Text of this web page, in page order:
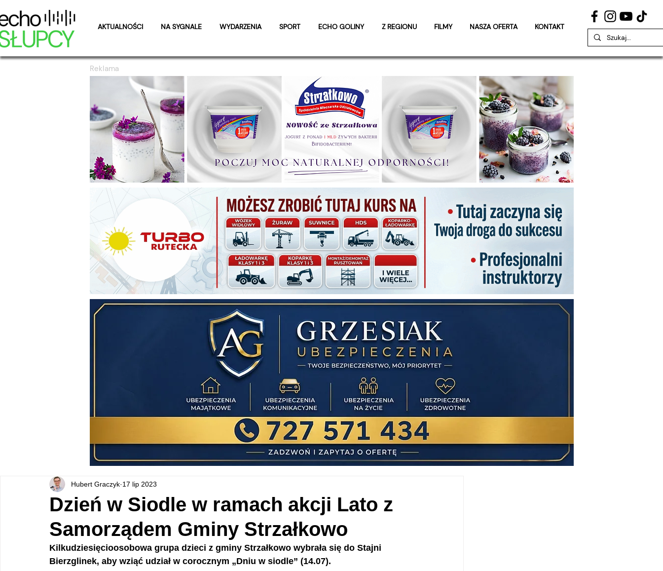
AKTUALNOŚCI NA SYGNALE WYDARZENIA SPORT ECHO GOLINY Z REGIONU FILMY NASZA OFERTA KONTAKT
Reklama
Dzień w Siodle w ramach akcji Lato z
Samorządem Gminy Strzałkowo
Hubert Graczyk 17 lip 2023
Kilkudziesięcioosobowa grupa dzieci z gminy Strzałkowo wybrała się do Stajni
Bierzglinek, aby wziąć udział w corocznym „Dniu w siodle” (14.07).